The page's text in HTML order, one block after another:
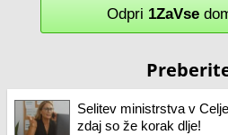
Odpri 1ZaVse
Selitev ministrstva v
zdaj so že korak dlje!